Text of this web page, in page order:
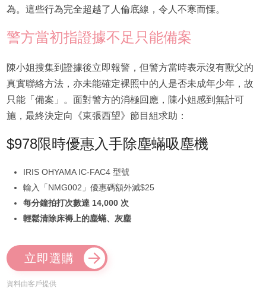
為。這些行為完全超越了人倫底線，令人不寒而慄。
警方當初指證據不足只能備案
陳小姐搜集到證據後立即報警，但警方當時表示沒有獸父的
真實聯絡方法，亦未能確定裸照中的人是否未成年少年，故
只能「備案」。面對警方的消極回應，陳小姐感到無計可
施，最終決定向《東張西望》節目組求助：
$978限時優惠入手除塵蟎吸塵機
IRIS OHYAMA IC-FAC4 型號
輸入「NMG002」優惠碼額外減$25
每分鐘拍打次數達 14,000 次
輕鬆清除床褥上的塵蟎、灰塵
立即選購
資料由客戶提供